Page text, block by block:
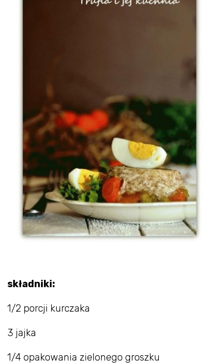
składniki:
1/2 porcji kurczaka
3 jajka
1/4 opakowania zielonego groszku